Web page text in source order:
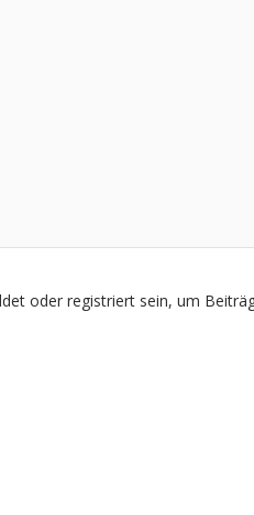
oder registriert sein, um